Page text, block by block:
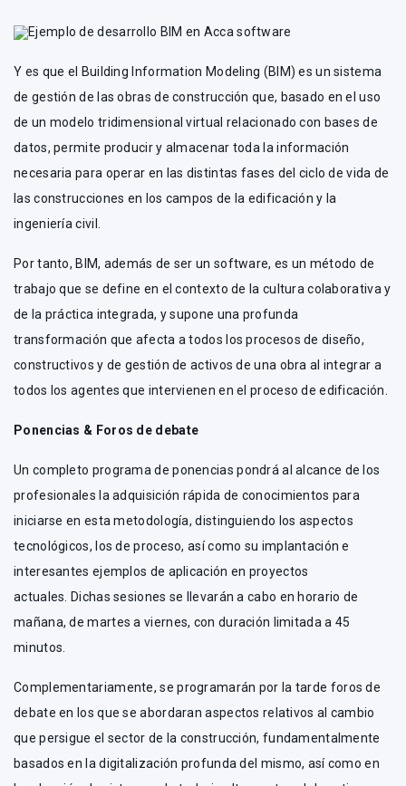
Ejemplo de desarrollo BIM en Acca software
Y es que el Building Information Modeling (BIM) es un sistema
de gestión de las obras de construcción que, basado en el uso
de un modelo tridimensional virtual relacionado con bases de
datos, permite producir y almacenar toda la información
necesaria para operar en las distintas fases del ciclo de vida de
las construcciones en los campos de la edificación y la
ingeniería civil.
Por tanto, BIM, además de ser un software, es un método de
trabajo que se define en el contexto de la cultura colaborativa y
de la práctica integrada, y supone una profunda
transformación que afecta a todos los procesos de diseño,
constructivos y de gestión de activos de una obra al integrar a
todos los agentes que intervienen en el proceso de edificación.
Ponencias & Foros de debate
Un completo programa de ponencias pondrá al alcance de los
profesionales la adquisición rápida de conocimientos para
iniciarse en esta metodología, distinguiendo los aspectos
tecnológicos, los de proceso, así como su implantación e
interesantes ejemplos de aplicación en proyectos
actuales. Dichas sesiones se llevarán a cabo en horario de
mañana, de martes a viernes, con duración limitada a 45
minutos.
Complementariamente, se programarán por la tarde foros de
debate en los que se abordaran aspectos relativos al cambio
que persigue el sector de la construcción, fundamentalmente
basados en la digitalización profunda del mismo, así como en